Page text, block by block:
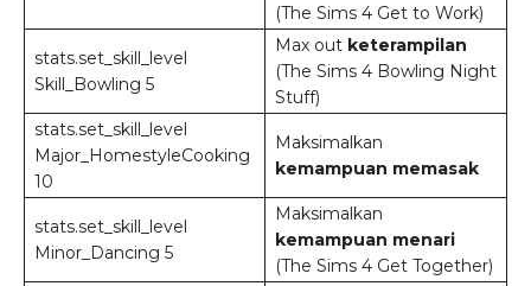
(The Sims 4 Get to Work)
stats.set_skill_level
Skill_Bowling 5
Max out keterampilan
(The Sims 4 Bowling Night
Stuff)
stats.set_skill_level
Major_HomestyleCooking
10
Maksimalkan
kemampuan memasak
stats.set_skill_level
Minor_Dancing 5
Maksimalkan
kemampuan menari
(The Sims 4 Get Together)